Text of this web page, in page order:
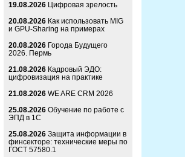
19.08.2026 Цифровая зрелость
20.08.2026 Как использовать MIG
и GPU-Sharing на примерах
20.08.2026 Города Будущего
2026. Пермь
21.08.2026 Кадровый ЭДО:
цифровизация на практике
21.08.2026 WE ARE CRM 2026
25.08.2026 Обучение по работе с
ЭПД в 1С
25.08.2026 Защита информации в
финсекторе: технические меры по
ГОСТ 57580.1